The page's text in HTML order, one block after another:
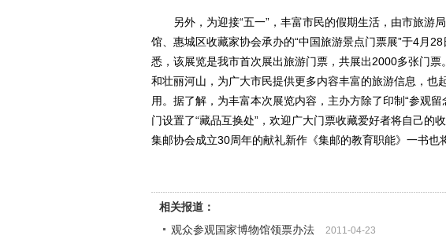
另外，为迎接“五一”，丰富市民的假期生活，由市旅游
馆、惠城区收藏家协会承办的“中国旅游景点门票展”于4
悉，该展览是我市首次展出旅游门票，共展出2000多张门
和壮丽河山，为广大市民提供更多内容丰富的旅游信息，也
用。据了解，为丰富本次展览内容，主办方除了印制“参观
门设置了“藏品互换处”，欢迎广大门票收藏爱好者将自己的
集邮协会成立30周年的献礼新作《集邮的教育职能》一书也
相关报道：
观众参观国家博物馆领票办法
2011-04-23